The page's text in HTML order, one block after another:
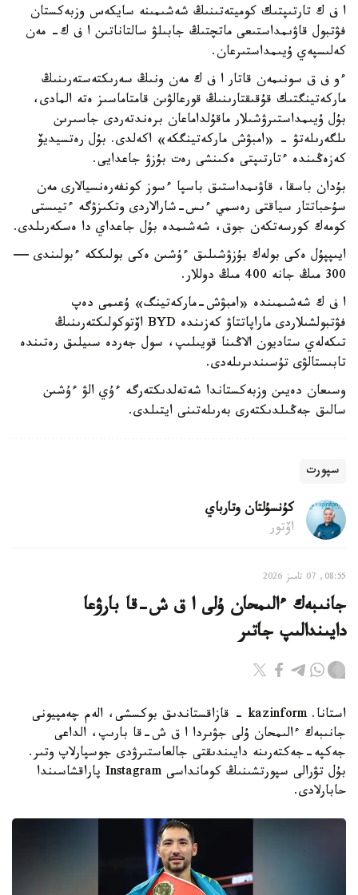
ا ف ك تارتىپتىك كوميتەتىنىڭ شەشىمىنە سايكەس وزبەكستان
فۋتبول قاۋىمداستىعى ماتچتىڭ جابىلۋ سالتاناتىن ا ف ك- مەن
كەلىسپەي ۇيىمداستىرعان.
ءو ف ق سونىمەن قاتار ا ف ك مەن ونىڭ سەرىكتەستەرىنىڭ
ماركەتينگتىك قۇقىقتارىنىڭ قورعالۋىن قامتاماسىز ەتە المادى،
بۇل ۇيىمداستىرۋشىلار ماقۇلداماعان برەندتەردى جاسىرىن
ىلگەرىلەتۋ - «امبۋش ماركەتينگكە» اكەلدى. بۇل رەتسيديۆ
كەزەڭىندە ءتارتىپتى ەكىنشى رەت بۇزۋ جاعدايى.
بۇدان باسقا، قاۋىمداستىق باسپا ءسوز كونفەرەنسيالارى مەن
سۇحباتتار سياقتى رەسمي ءىس-شارالاردى وتكىزۋگە ءتيىستى
كومەك كورسەتكەن جوق، شەشىمدە بۇل جاعداي دا ەسكەرىلدى.
ايىپپۇل ەكى بولەك بۇزۋشىلىق ءۇشىن ەكى بولىككە ءبولىندى —
300 مىڭ جانە 400 مىڭ دوللار.
ا ف ك شەشىمىندە «امبۋش-ماركەتينگ» ۇعىمى دەپ
فۋتبولشىلاردى ماراپاتتاۋ كەزىندە BYD اۆتوكولىكتەرىنىڭ
تىكەلەي ستاديون الاڭىنا قويىلىپ، سول جەردە سىيلىق رەتىندە
تابىستالۋى تۇسىندىرىلەدى.
وسىعان دەيىن وزبەكستاندا شەتەلدىكتەرگە ءۇي الۋ ءۇشىن
سالىق جەڭىلدىكتەرى بەرىلەتىنى ايتىلدى.
سپورت
كۇنسۇلتان وتارباي
اۆتور
08:55, 07 تامىز 2026
جانىبەك ءالىمحان ۇلى ا ق ش-قا بارۋعا
دايىندالىپ جاتىر
استانا. kazinform - قازاقستاندىق بوكسشى، الەم چەمپيونى
جانىبەك ءالىمحان ۇلى جۋىردا ا ق ش-قا بارىپ، الداعى
جەكپە-جەكتەرىنە دايىندىقتى جالعاستىرۋدى جوسپارلاپ وتىر.
بۇل تۋرالى سپورتشىنىڭ كومانداسى Instagram پاراقشاسىندا
حابارلادى.